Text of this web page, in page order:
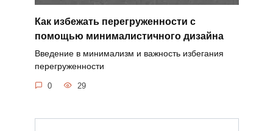
Как избежать перегруженности с
помощью минималистичного дизайна
Введение в минимализм и важность избегания
перегруженности
0 29